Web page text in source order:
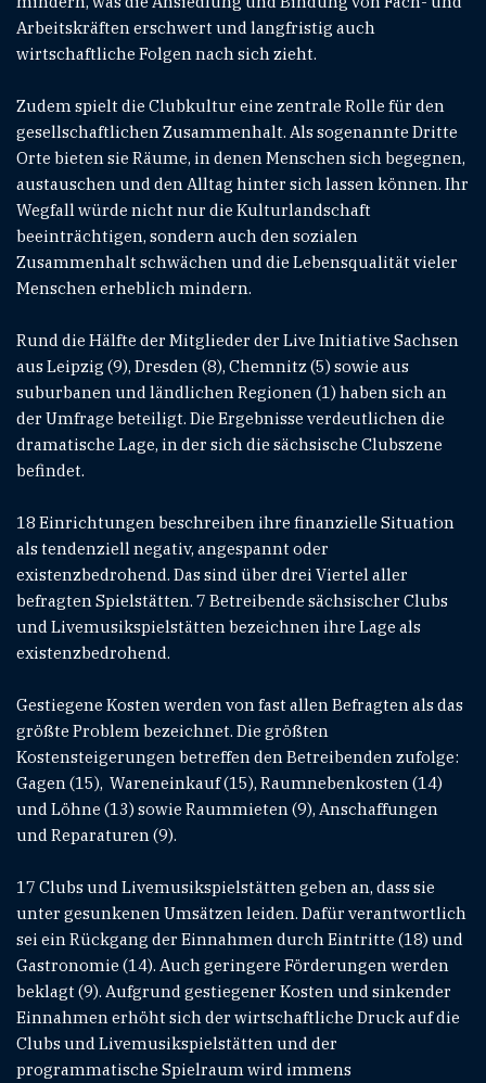
Arbeitskräften erschwert und langfristig auch
wirtschaftliche Folgen nach sich zieht.
Zudem spielt die Clubkultur eine zentrale Rolle für den
gesellschaftlichen Zusammenhalt. Als sogenannte Dritte
Orte bieten sie Räume, in denen Menschen sich begegnen,
austauschen und den Alltag hinter sich lassen können. Ihr
Wegfall würde nicht nur die Kulturlandschaft
beeinträchtigen, sondern auch den sozialen
Zusammenhalt schwächen und die Lebensqualität vieler
Menschen erheblich mindern.
Rund die Hälfte der Mitglieder der Live Initiative Sachsen
aus Leipzig (9), Dresden (8), Chemnitz (5) sowie aus
suburbanen und ländlichen Regionen (1) haben sich an
der Umfrage beteiligt. Die Ergebnisse verdeutlichen die
dramatische Lage, in der sich die sächsische Clubszene
befindet.
18 Einrichtungen beschreiben ihre finanzielle Situation
als tendenziell negativ, angespannt oder
existenzbedrohend. Das sind über drei Viertel aller
befragten Spielstätten. 7 Betreibende sächsischer Clubs
und Livemusikspielstätten bezeichnen ihre Lage als
existenzbedrohend.
Gestiegene Kosten werden von fast allen Befragten als das
größte Problem bezeichnet. Die größten
Kostensteigerungen betreffen den Betreibenden zufolge:
Gagen (15), Wareneinkauf (15), Raumnebenkosten (14)
und Löhne (13) sowie Raummieten (9), Anschaffungen
und Reparaturen (9).
17 Clubs und Livemusikspielstätten geben an, dass sie
unter gesunkenen Umsätzen leiden. Dafür verantwortlich
sei ein Rückgang der Einnahmen durch Eintritte (18) und
Gastronomie (14). Auch geringere Förderungen werden
beklagt (9). Aufgrund gestiegener Kosten und sinkender
Einnahmen erhöht sich der wirtschaftliche Druck auf die
Clubs und Livemusikspielstätten und der
programmatische Spielraum wird immens